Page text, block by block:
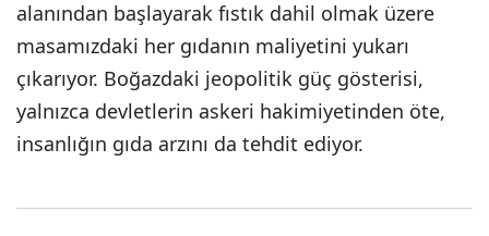
alanından başlayarak fıstık dahil olmak üzere
masamızdaki her gıdanın maliyetini yukarı
çıkarıyor. Boğazdaki jeopolitik güç gösterisi,
yalnızca devletlerin askeri hakimiyetinden öte,
insanlığın gıda arzını da tehdit ediyor.